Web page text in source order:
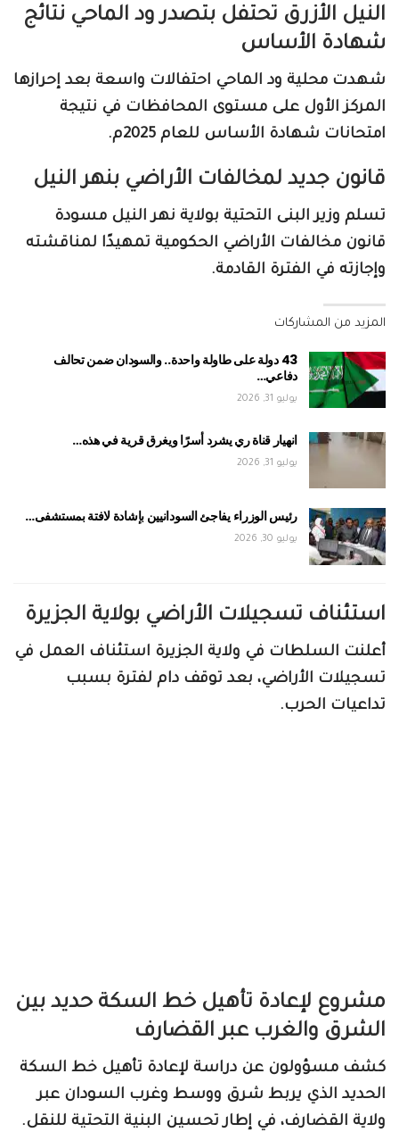
النيل الأزرق تحتفل بتصدر ود الماحي نتائج
شهادة الأساس
شهدت محلية ود الماحي احتفالات واسعة بعد إحرازها
المركز الأول على مستوى المحافظات في نتيجة
امتحانات شهادة الأساس للعام 2025م.
قانون جديد لمخالفات الأراضي بنهر النيل
تسلم وزير البنى التحتية بولاية نهر النيل مسودة
قانون مخالفات الأراضي الحكومية تمهيدًا لمناقشته
وإجازته في الفترة القادمة.
المزيد من المشاركات
43 دولة على طاولة واحدة.. والسودان ضمن تحالف
دفاعي…
يوليو 31, 2026
انهيار قناة ري يشرد أسرًا ويغرق قرية في هذه…
يوليو 31, 2026
رئيس الوزراء يفاجئ السودانيين بإشادة لافتة بمستشفى…
يوليو 30, 2026
استئناف تسجيلات الأراضي بولاية الجزيرة
أعلنت السلطات في ولاية الجزيرة استئناف العمل في
تسجيلات الأراضي، بعد توقف دام لفترة بسبب
تداعيات الحرب.
مشروع لإعادة تأهيل خط السكة حديد بين
الشرق والغرب عبر القضارف
كشف مسؤولون عن دراسة لإعادة تأهيل خط السكة
الحديد الذي يربط شرق ووسط وغرب السودان عبر
ولاية القضارف، في إطار تحسين البنية التحتية للنقل.